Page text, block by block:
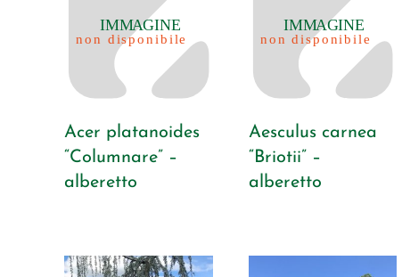
Acer platanoides
“Columnare” –
alberetto
Aesculus carnea
“Briotii” –
alberetto